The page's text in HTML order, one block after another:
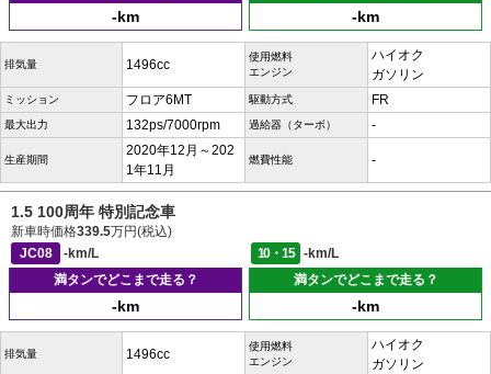
-km -km
排気量 1496cc
使用燃料
エンジン
ハイオク
ガソリン
ミッション フロア6MT 駆動方式 FR
最大出力 132ps/7000rpm 過給器（ターボ） -
生産期間
2020年12月～202
1年11月
燃費性能 -
1.5 100周年 特別記念車
新車時価格339.5万円(税込)
JC08
-km/L 10・15
-km/L
満タンでどこまで走る？
-km
満タンでどこまで走る？
-km
排気量 1496cc
使用燃料
エンジン
ハイオク
ガソリン